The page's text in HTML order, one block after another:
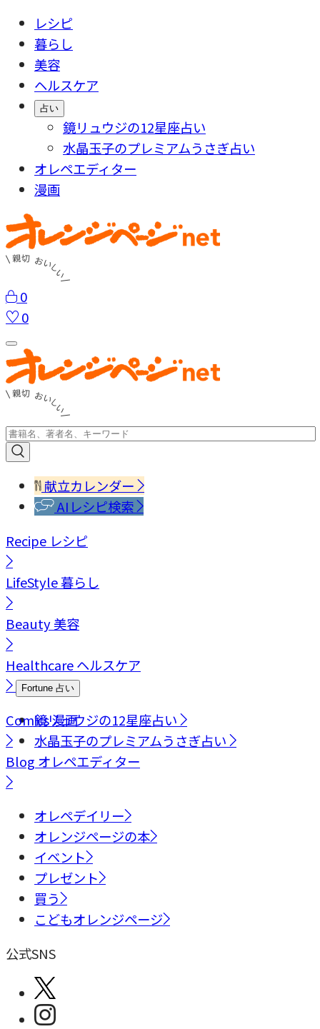
レシピ
暮らし
美容
ヘルスケア
占い
鏡リュウジの12星座占い
水晶玉子のプレミアムうさぎ占い
オレペエディター
漫画
0
0
献立カレンダー
AIレシピ検索
Recipe レシピ
LifeStyle暮らし
Beauty美容
Healthcareヘルスケア
Fortune 占い
鏡リュウジの12星座占い
水晶玉子のプレミアムうさぎ占い
Comics漫画
Blog オレペエディター
オレペデイリー
オレンジページの本
イベント
プレゼント
買う
こどもオレンジページ
公式SNS